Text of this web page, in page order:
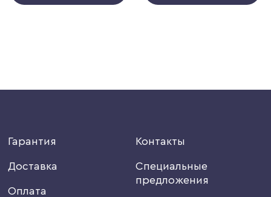
Гарантия
Доставка
Оплата
Контакты
Специальные
предложения